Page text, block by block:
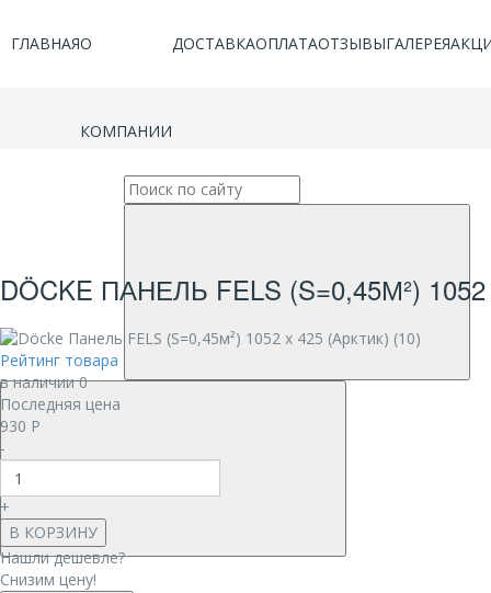
ГЛАВНАЯО
КОМПАНИИ
ДОСТАВКАОПЛАТАОТЗЫВЫГАЛЕРЕЯ
DÖCKE ПАНЕЛЬ FELS (S=0,45М²)
Рейтинг товара
в наличии 0
Последняя цена
930 Р
-
+
В КОРЗИНУ
Нашли дешевле?
Снизим цену!